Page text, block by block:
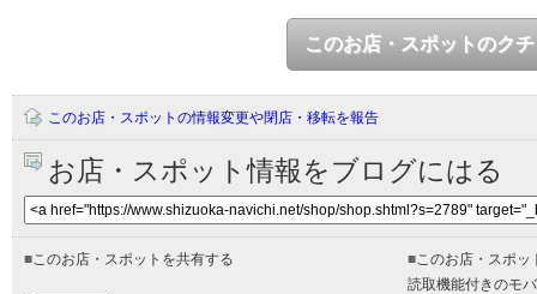
このお店・スポットのク
このお店・スポットの情報変更や閉店・移転を報告
お店・スポット情報をブログにはる
■このお店・スポットを共有する ■このお店・スポッ
読取機能付きのモ